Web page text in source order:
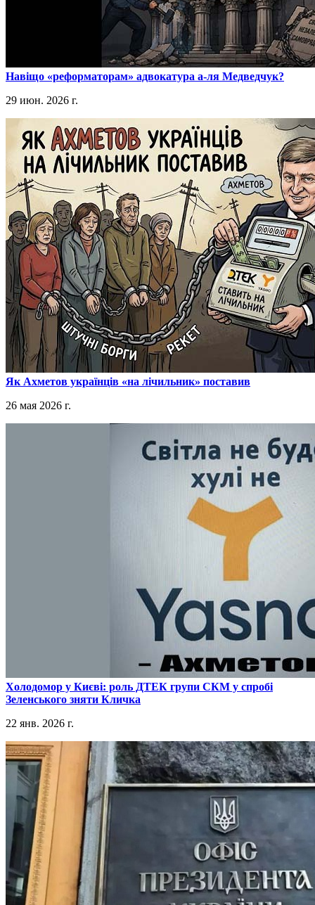
​Навіщо «реформаторам» адвокатура а-ля Медведчук?
29 июн. 2026 г.
​Як Ахметов українців «на лічильник» поставив
26 мая 2026 г.
​Холодомор у Києві: роль ДТЕК групи СКМ у спробі
Зеленського зняти Кличка
22 янв. 2026 г.